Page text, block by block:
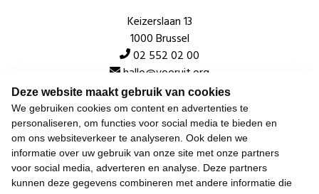
Deze website maakt gebruik van cookies
We gebruiken cookies om content en advertenties te
personaliseren, om functies voor social media te bieden en
om ons websiteverkeer te analyseren. Ook delen we
informatie over uw gebruik van onze site met onze partners
voor social media, adverteren en analyse. Deze partners
kunnen deze gegevens combineren met andere informatie die
Keizerslaan 13
1000 Brussel
02 552 02 00
hallo@vooruit.org
Snel
Over de beweging
Algemeen